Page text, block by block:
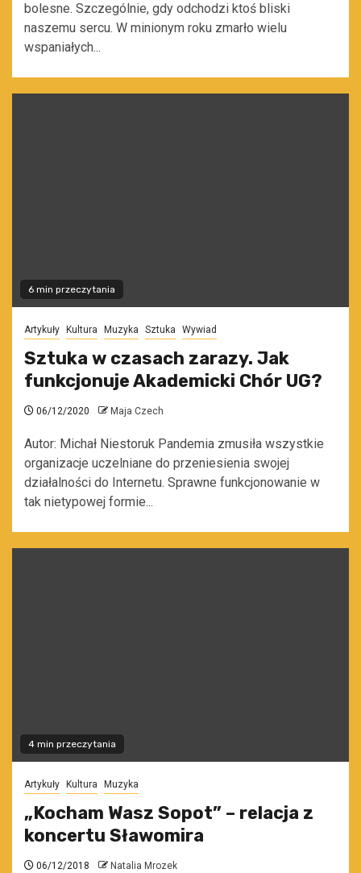
bolesne. Szczególnie, gdy odchodzi ktoś bliski
naszemu sercu. W minionym roku zmarło wielu
wspaniałych...
6 min przeczytania
Artykuły Kultura Muzyka Sztuka Wywiad
Sztuka w czasach zarazy. Jak
funkcjonuje Akademicki Chór UG?
06/12/2020 Maja Czech
Autor: Michał Niestoruk Pandemia zmusiła wszystkie
organizacje uczelniane do przeniesienia swojej
działalności do Internetu. Sprawne funkcjonowanie w
tak nietypowej formie...
4 min przeczytania
Artykuły Kultura Muzyka
„Kocham Wasz Sopot” – relacja z
koncertu Sławomira
06/12/2018 Natalia Mrozek